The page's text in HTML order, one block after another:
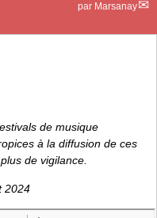
par Marsanay
de musique
à la diffusion de ces
de vigilance.
2024